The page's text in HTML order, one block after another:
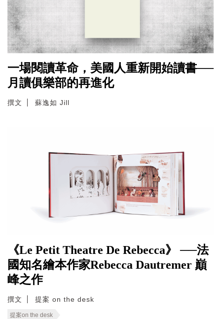
一場閱讀革命，美國人重新開始讀書──
月讀俱樂部的再進化
撰文 蘇逸如 Jill
《Le Petit Theatre De Rebecca》 ──法
國知名繪本作家Rebecca Dautremer 巔
峰之作
撰文 提案 on the desk
提案on the desk